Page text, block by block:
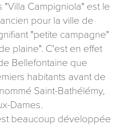
Campigniola" est le
pour la ville de
"petite campagne"
plaine". C'est en effet
Bellefontaine que
habitants avant de
Saint-Bathélémy,
Dames.
beaucoup développée
d’un droit d’accès, de
aux données vous concernant,
en adressant une demande par
ou par courrier
d’un titre d’identité à
& Moselle Tourisme - 48
CO 90019 54035 NANCY